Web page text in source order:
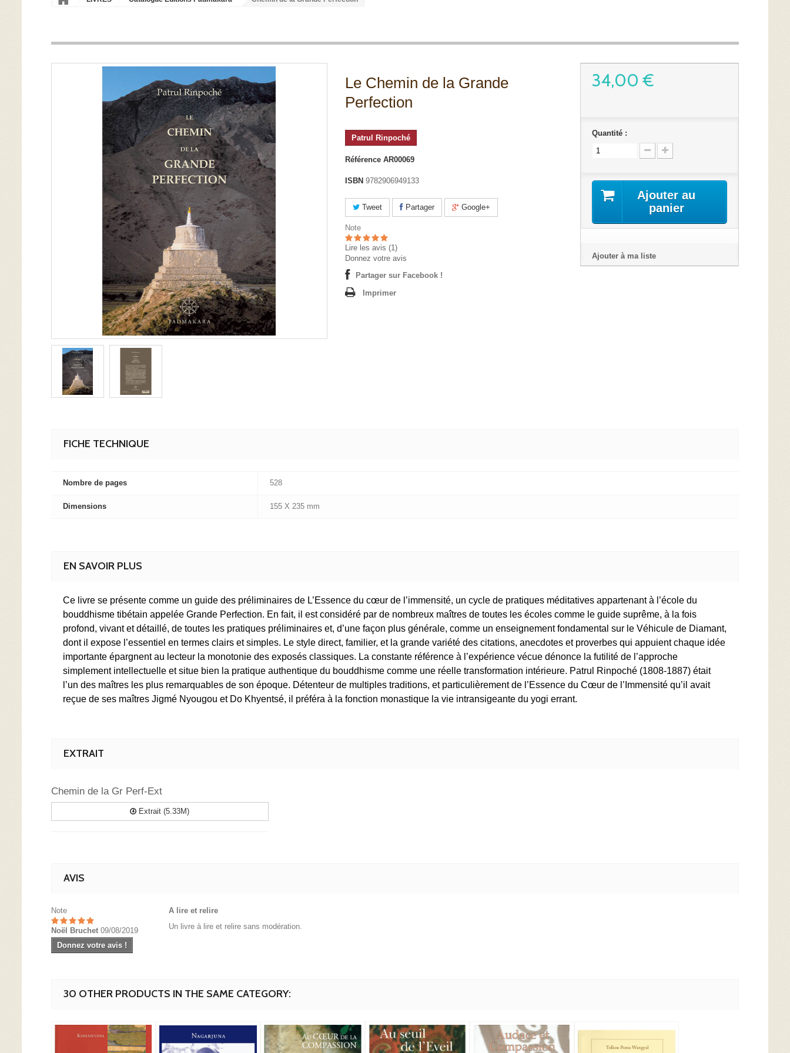
Le Chemin de la Grande
Perfection
Patrul Rinpoché
Référence AR00069
ISBN 9782906949133
Tweet Partager Google+
Note
Lire les avis (1)
Donnez votre avis
Partager sur Facebook !
Imprimer
34,00 €
Quantité :
Ajouter au
panier
Ajouter à ma liste
FICHE TECHNIQUE
Nombre de pages 528
Dimensions 155 X 235 mm
EN SAVOIR PLUS
Ce livre se présente comme un guide des préliminaires de L’Essence du cœur de l’immensité, un cycle de pratiques méditatives appartenant à l’école du
bouddhisme tibétain appelée Grande Perfection. En fait, il est considéré par de nombreux maîtres de toutes les écoles comme le guide suprême, à la fois
profond, vivant et détaillé, de toutes les pratiques préliminaires et, d’une façon plus générale, comme un enseignement fondamental sur le Véhicule de Diamant,
dont il expose l’essentiel en termes clairs et simples. Le style direct, familier, et la grande variété des citations, anecdotes et proverbes qui appuient chaque idée
importante épargnent au lecteur la monotonie des exposés classiques. La constante référence à l’expérience vécue dénonce la futilité de l’approche
simplement intellectuelle et situe bien la pratique authentique du bouddhisme comme une réelle transformation intérieure. Patrul Rinpoché (1808-1887) était
l’un des maîtres les plus remarquables de son époque. Détenteur de multiples traditions, et particulièrement de l’Essence du Cœur de l’Immensité qu’il avait
reçue de ses maîtres Jigmé Nyougou et Do Khyentsé, il préféra à la fonction monastique la vie intransigeante du yogi errant.
EXTRAIT
Chemin de la Gr Perf-Ext
Extrait (5.33M)
AVIS
Note
Noël Bruchet 09/08/2019
A lire et relire
Un livre à lire et relire sans modération.
Donnez votre avis !
30 OTHER PRODUCTS IN THE SAME CATEGORY: